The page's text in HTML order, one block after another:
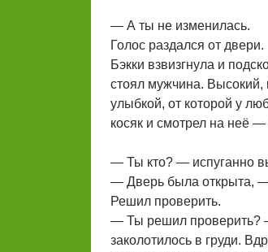
— А ты не изменилась.
Голос раздался от двери.
Бэкки взвизгнула и
стоял мужчина.
улыбкой, от которой у
косяк и смотрел на неё
— Ты кто? — испуганно
— Дверь была открыта, —
Решил проверить.
— Ты решил проверить?
заколотилось в груди.